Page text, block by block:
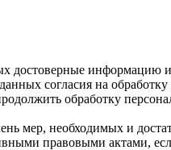
достоверные
согласия на
обработку
мер, необходимых и
правовыми актами,